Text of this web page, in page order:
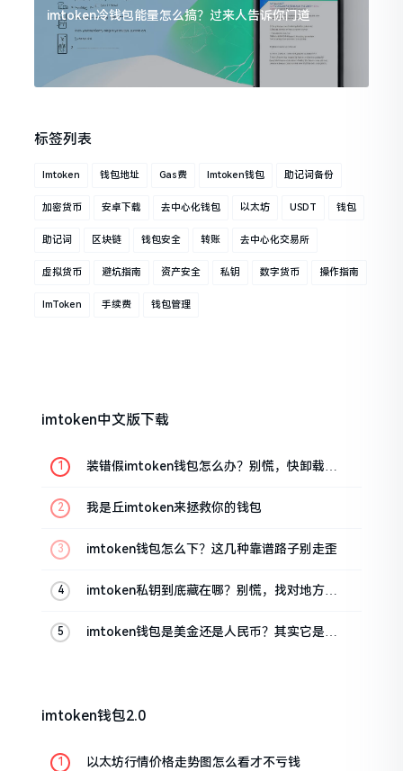
imtoken冷钱包能量怎么搞？过来人告诉你门道
标签列表
Imtoken 钱包地址 Gas费 Imtoken钱包 助记词备份
加密货币 安卓下载 去中心化钱包 以太坊 USDT 钱包
助记词 区块链 钱包安全 转账 去中心化交易所
虚拟货币 避坑指南 资产安全 私钥 数字货币 操作指南
ImToken 手续费 钱包管理
imtoken中文版下载
装错假imtoken钱包怎么办？别慌，快卸载，
我是丘imtoken来拯救你的钱包
imtoken钱包怎么下？这几种靠谱路子别走歪
imtoken私钥到底藏在哪？别慌，找对地方才
imtoken钱包是美金还是人民币？其实它是个
imtoken钱包2.0
以太坊行情价格走势图怎么看才不亏钱